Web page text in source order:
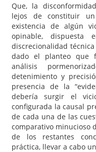
Que, la
lejos de constituir
existencia de algún
opinable,
discrecionalidad
dado el planteo que
análisis
detenimiento y
presencia de la
debería surgir el
configurada la causal
de cada una de las
comparativo minucioso
de los restantes
práctica, llevar a cabo